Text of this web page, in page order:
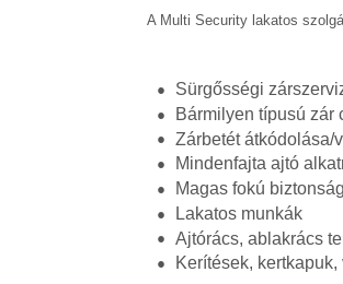
A Multi Security lakatos
Sürgősségi
Bármilyen típusú zár
Zárbetét átkódolása/
Mindenfajta ajtó
Magas fokú
Lakatos munkák
Ajtórács, ablakrács
Kerítések,